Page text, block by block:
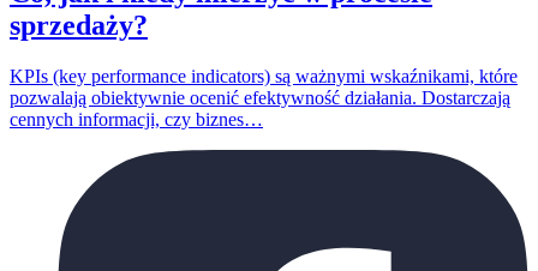
sprzedaży?
KPIs (key performance indicators) są ważnymi wskaźnikami, które
pozwalają obiektywnie ocenić efektywność działania. Dostarczają
cennych informacji, czy biznes…